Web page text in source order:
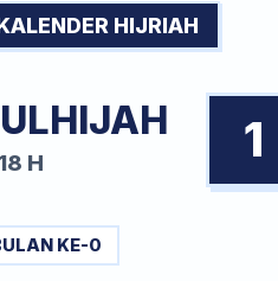
HIJRIAH
H 1
KE-0